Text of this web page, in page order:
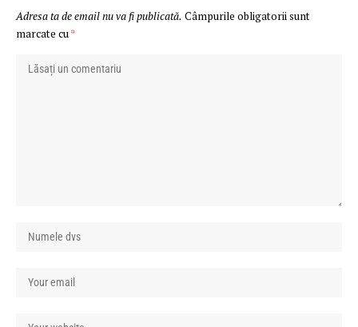
Adresa ta de email nu va fi publicată. Câmpurile obligatorii sunt
marcate cu*